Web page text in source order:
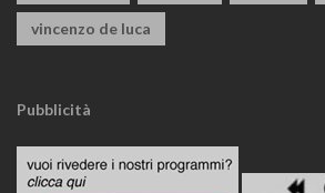
vincenzo de luca
Pubblicità